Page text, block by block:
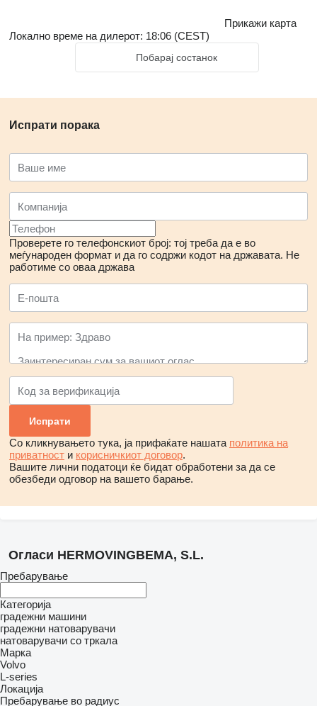
Прикажи карта
Локално време на дилерот: 18:06 (CEST)
Побарај состанок
Испрати порака
Проверете го телефонскиот број: тој треба да е во
меѓународен формат и да го содржи кодот на државата. Не
работиме со оваа држава
Со кликнувањето тука, ја прифаќате нашата политика на
приватност и корисничкиот договор.
Вашите лични податоци ќе бидат обработени за да се
обезбеди одговор на вашето барање.
Огласи HERMOVINGBEMA, S.L.
Пребарување
Категорија
градежни машини
градежни натоварувачи
натоварувачи со тркала
Марка
Volvo
L-series
Локација
Пребарување во радиус